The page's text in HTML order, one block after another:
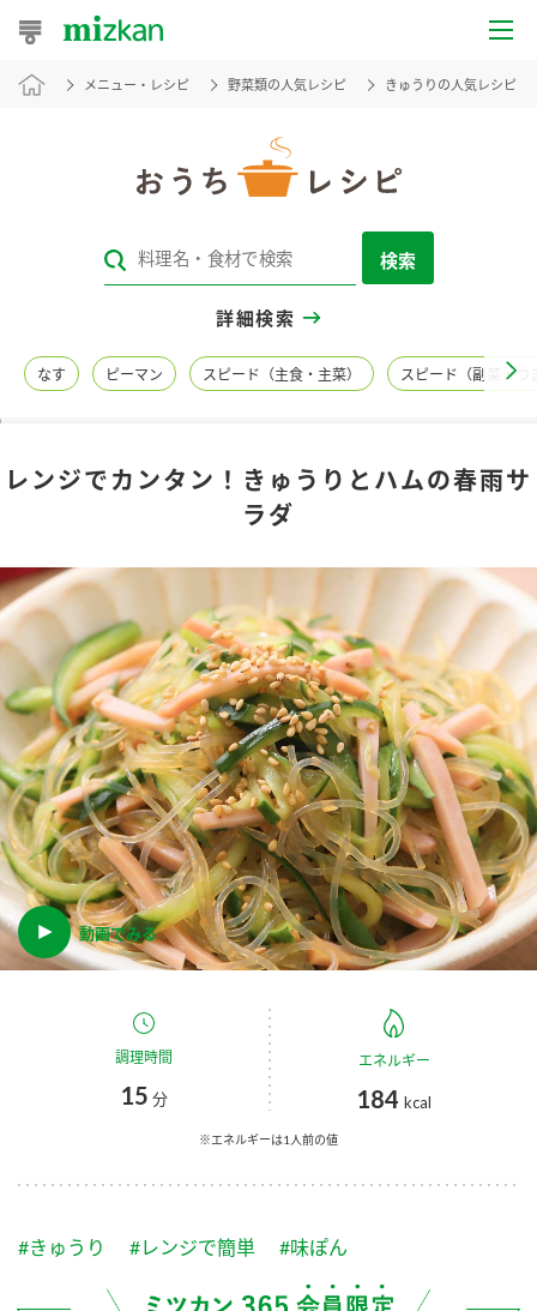
おうちレシピ
レシピカテゴリ一覧
レシピ名特集
商品情報
酢 調味酢
お酢ドリンク ぽん酢
みりん風・料理酒 鍋用調味料
つゆ たれ
スープ
新商品一覧
キャンペーン情報
ブランド・スペシャルサイト
ブランド・スペシャルサイト トップ
商品ブランドサイト
Fibee（ファイビー）
くらしプラ酢
カンタン酢
かおりの蔵
納豆のサイト
企業情報
国内事業概要
ミツカングループについて
企業理念
ミツカンを知る
環境への取り組み
お客様相談センター
お客様の声をいかしました
メニュー・レシピ 野菜類の人気レシピ きゅうりの人気レシピ
検索
詳細検索
なす ピーマン スピード（主食・主菜） スピード（副菜・つ
レンジでカンタン！きゅうりとハムの春雨サ
ラダ
動画でみる
調理時間
15 分
エネルギー
184 kcal
※エネルギーは1人前の値
#きゅうり #レンジで簡単 #味ぽん